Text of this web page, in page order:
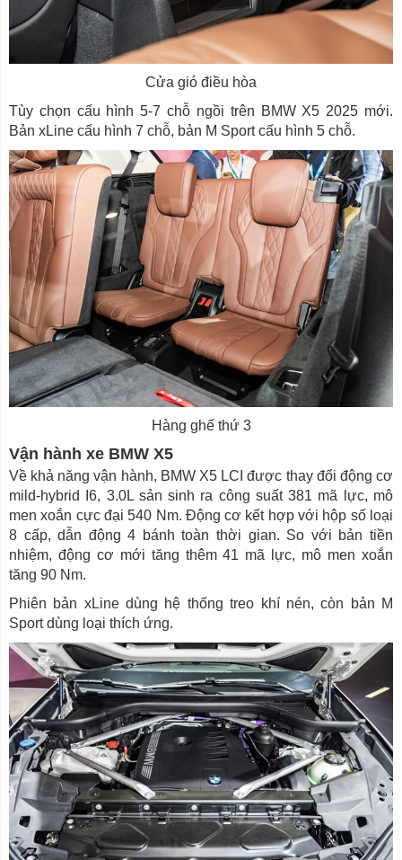
Cửa gió điều hòa
Tùy chọn cấu hình 5-7 chỗ ngồi trên BMW X5 2025 mới.
Bản xLine cấu hình 7 chỗ, bản M Sport cấu hình 5 chỗ.
Hàng ghế thứ 3
Vận hành xe BMW X5
Về khả năng vận hành, BMW X5 LCI được thay đổi động cơ
mild-hybrid I6, 3.0L sản sinh ra công suất 381 mã lực, mô
men xoắn cực đại 540 Nm. Động cơ kết hợp với hộp số loại
8 cấp, dẫn động 4 bánh toàn thời gian. So với bản tiền
nhiệm, động cơ mới tăng thêm 41 mã lực, mô men xoắn
tăng 90 Nm.
Phiên bản xLine dùng hệ thống treo khí nén, còn bản M
Sport dùng loại thích ứng.